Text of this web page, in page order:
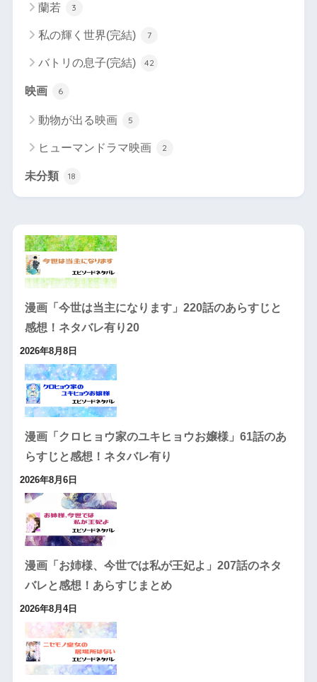
蘭若 3
私の輝く世界(完結) 7
バトリの息子(完結) 42
映画 6
動物が出る映画 5
ヒューマンドラマ映画 2
未分類 18
漫画「今世は当主になります」220話のあらすじと
感想！ネタバレ有り20
2026年8月8日
漫画「クロヒョウ家のユキヒョウお嬢様」61話のあ
らすじと感想！ネタバレ有り
2026年8月6日
漫画「お姉様、今世では私が王妃よ」207話のネタ
バレと感想！あらすじまとめ
2026年8月4日